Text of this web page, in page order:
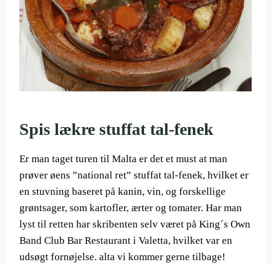
Spis lækre stuffat tal-fenek
Er man taget turen til Malta er det et must at man
prøver øens ”national ret” stuffat tal-fenek, hvilket er
en stuvning baseret på kanin, vin, og forskellige
grøntsager, som kartofler, ærter og tomater. Har man
lyst til retten har skribenten selv været på King´s Own
Band Club Bar Restaurant i Valetta, hvilket var en
udsøgt fornøjelse. alta vi kommer gerne tilbage!